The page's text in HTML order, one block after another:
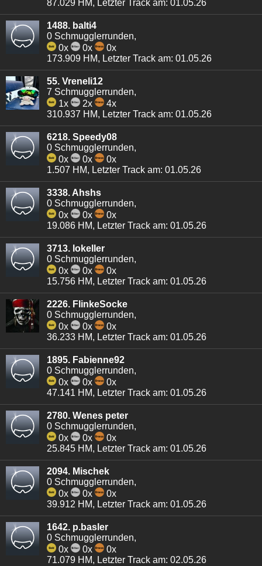
87.029 HM, Letzter Track am: 01.05.26
1488. balti4
0 Schmugglerrunden,
0x
0x
0x
173.909 HM, Letzter Track am: 01.05.26
55. Vreneli12
7 Schmugglerrunden,
1x
2x
4x
310.937 HM, Letzter Track am: 01.05.26
6218. Speedy08
0 Schmugglerrunden,
0x
0x
0x
1.507 HM, Letzter Track am: 01.05.26
3338. Ahshs
0 Schmugglerrunden,
0x
0x
0x
19.086 HM, Letzter Track am: 01.05.26
3713. lokeller
0 Schmugglerrunden,
0x
0x
0x
15.756 HM, Letzter Track am: 01.05.26
2226. FlinkeSocke
0 Schmugglerrunden,
0x
0x
0x
36.233 HM, Letzter Track am: 01.05.26
1895. Fabienne92
0 Schmugglerrunden,
0x
0x
0x
47.141 HM, Letzter Track am: 01.05.26
2780. Wenes peter
0 Schmugglerrunden,
0x
0x
0x
25.845 HM, Letzter Track am: 01.05.26
2094. Mischek
0 Schmugglerrunden,
0x
0x
0x
39.912 HM, Letzter Track am: 01.05.26
1642. p.basler
0 Schmugglerrunden,
0x
0x
0x
71.079 HM, Letzter Track am: 02.05.26